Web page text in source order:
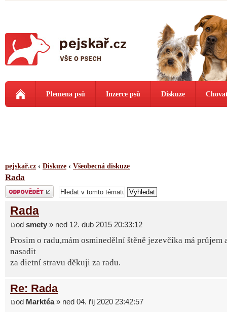
Plemena psů Inzerce psů Diskuze
pejskař.cz ‹ Diskuze ‹ Všeobecná diskuze
Rada
Odeslat odpověď
Rada
od smety » ned 12. dub 2015 20:33:12
Prosim o radu,mám osminedělní štěně jezevčíka má průjem
nasadit
za dietní stravu děkuji za radu.
Re: Rada
od Marktéa» ned 04. říj 2020 23:42:57